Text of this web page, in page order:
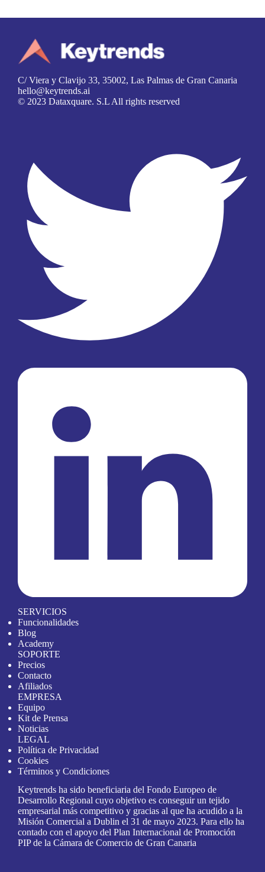
C/ Viera y Clavijo 33, 35002, Las Palmas de Gran Canaria
hello@keytrends.ai
© 2023 Dataxquare. S.L All rights reserved
SERVICIOS
Funcionalidades
Blog
Academy
SOPORTE
Precios
Contacto
Afiliados
EMPRESA
Equipo
Kit de Prensa
Noticias
LEGAL
Política de Privacidad
Cookies
Términos y Condiciones
Keytrends ha sido beneficiaria del Fondo Europeo de
Desarrollo Regional cuyo objetivo es conseguir un tejido
empresarial más competitivo y gracias al que ha acudido a la
Misión Comercial a Dublin el 31 de mayo 2023. Para ello ha
contado con el apoyo del Plan Internacional de Promoción
PIP de la Cámara de Comercio de Gran Canaria